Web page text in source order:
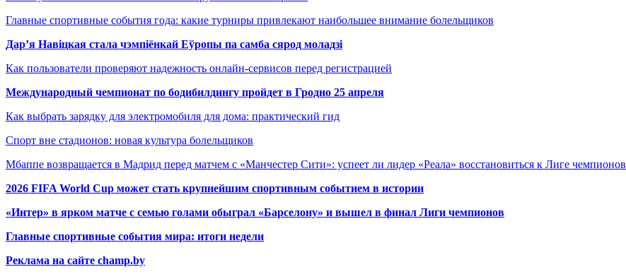
Главные спортивные события года: какие турниры привлекают наибольшее внимание болельщиков
Дар’я Навіцкая стала чэмпіёнкай Еўропы па самба сярод моладзі
Как пользователи проверяют надежность онлайн-сервисов перед регистрацией
Международный чемпионат по бодибилдингу пройдет в Гродно 25 апреля
Как выбрать зарядку для электромобиля для дома: практический гид
Спорт вне стадионов: новая культура болельщиков
Мбаппе возвращается в Мадрид перед матчем с «Манчестер Сити»: успеет ли лидер «Реала» восстановиться к Лиге чемпионов
2026 FIFA World Cup может стать крупнейшим спортивным событием в истории
«Интер» в ярком матче с семью голами обыграл «Барселону» и вышел в финал Лиги чемпионов
Главные спортивные события мира: итоги недели
Реклама на сайте champ.by